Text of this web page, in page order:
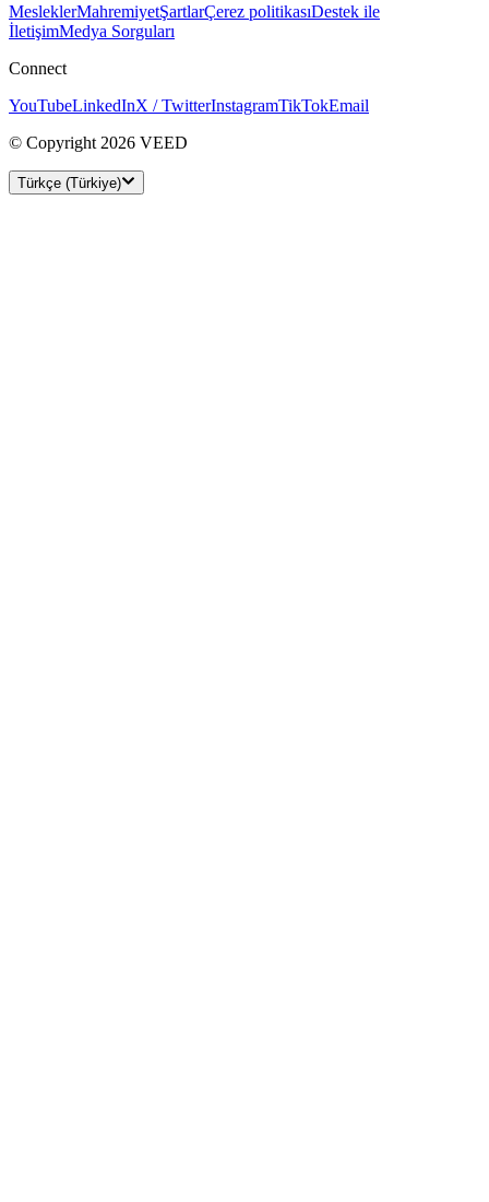
MesleklerMahremiyetŞartlarÇerez politikasıDestek ile
İletişimMedya Sorguları
Connect
YouTubeLinkedInX / TwitterInstagramTikTokEmail
© Copyright 2026 VEED
Türkçe (Türkiye)